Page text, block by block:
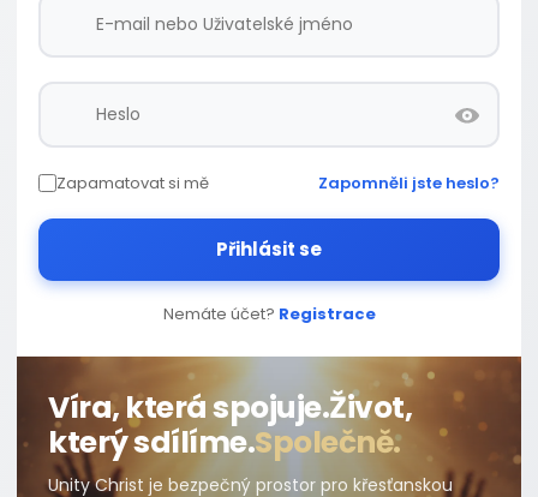
Zapamatovat si mě Zapomněli jste heslo?
Přihlásit se
Nemáte účet? Registrace
Víra, která spojuje.Život,
který sdílíme.Společně.
Unity Christ je bezpečný prostor pro křesťanskou